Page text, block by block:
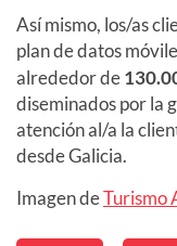
Así mismo, los/as
plan de datos
alrededor de
diseminados por la
atención al/a la
desde Galicia.
Imagen deTurismo